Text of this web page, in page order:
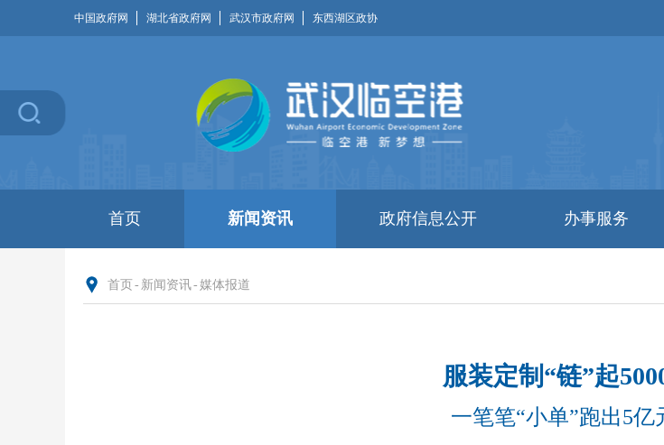
中国政府网 湖北省政府网 武汉市政府网 东西湖区政协
首页 新闻资讯 政府信息公开 办事服务
首页 - 新闻资讯- 媒体报道
服装定制“链”起
一笔笔“小单”跑出5亿